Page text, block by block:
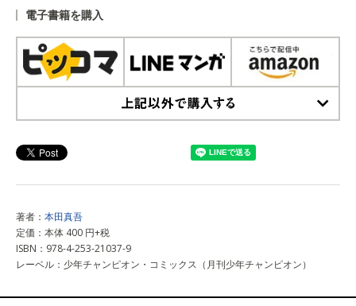
電子書籍を購入
著者： 本田真吾
定価：本体 400 円+税
ISBN：978-4-253-21037-9
レーベル：少年チャンピオン・コミックス（月刊少年チャンピオン）